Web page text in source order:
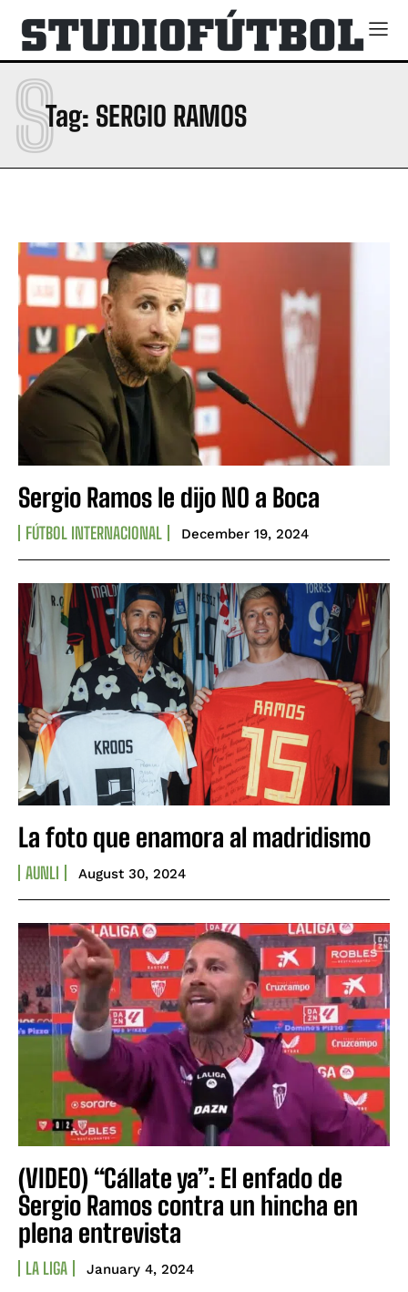
Tag: SERGIO RAMOS
S
Sergio Ramos le dijo NO a Boca
FÚTBOL INTERNACIONAL December 19, 2024
La foto que enamora al madridismo
AUNLI August 30, 2024
(VIDEO) “Cállate ya”: El enfado de
Sergio Ramos contra un hincha en
plena entrevista
LA LIGA January 4, 2024